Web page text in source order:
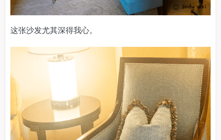
这张沙发尤其深得我心。